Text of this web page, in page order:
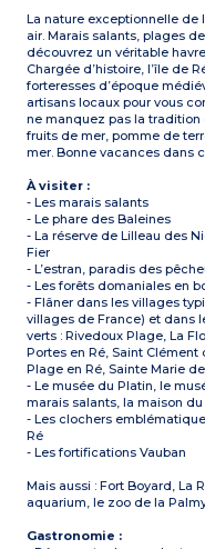
La nature exceptionnelle
air. Marais salants, plages
découvrez un véritable
Chargée d’histoire, l’île de
forteresses d’époque
artisans locaux pour vous
ne manquez pas la
fruits de mer, pomme de
mer. Bonne vacances dans
À visiter :
- Les marais salants
- Le phare des Baleines
- La réserve de Lilleau des
Fier
- L’estran, paradis des
- Les forêts domaniales en
- Flâner dans les villages
villages de France) et dans
verts : Rivedoux Plage, La
Portes en Ré, Saint Clément
Plage en Ré, Sainte Marie
- Le musée du Platin, le
marais salants, la maison
- Les clochers
Ré
- Les fortifications Vauban
Mais aussi : Fort Boyard, La
aquarium, le zoo de la
Gastronomie :